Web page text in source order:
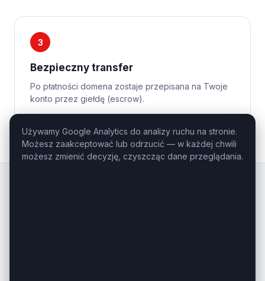
3
Bezpieczny transfer
Po płatności domena zostaje przepisana na Twoje
konto przez giełdę (escrow).
Używamy Google Analytics do analizy ruchu na stronie.
Możesz zaakceptować lub odrzucić — w każdej chwili
możesz zmienić decyzję, czyszcząc dane przeglądania.